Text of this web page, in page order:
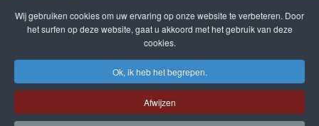
Wij gebruiken cookies om uw ervaring op onze website te verbeteren. Door
het surfen op deze website, gaat u akkoord met het gebruik van deze
cookies.
Ok, ik heb het begrepen.
Afwijzen